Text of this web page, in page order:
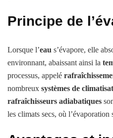
Principe de
Lorsque l’eau s’évapore, elle
environnant, abaissant ainsi la
processus, appelé
nombreux systèmes de
rafraîchisseurs adiabatiques
les climats secs, où